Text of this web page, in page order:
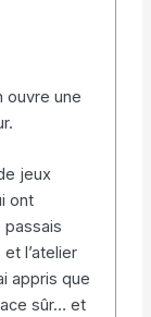
ouvre une
jeux
ont
passais
l’atelier
appris que
sûr… et